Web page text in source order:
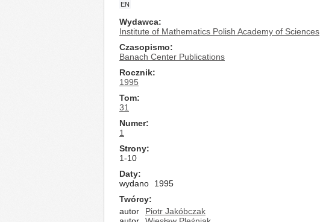
EN
Wydawca
Institute of Mathematics Polish Academy of Sciences
Czasopismo
Banach Center Publications
Rocznik
1995
Tom
31
Numer
1
Strony
1-10
Daty
wydano
1995
Twórcy
autor
Piotr Jakóbczak